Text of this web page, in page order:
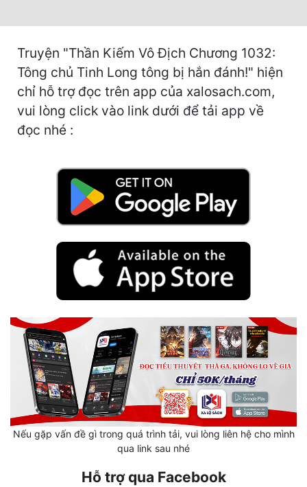
Huyền Ảo
Hài Hước
Hệ Thống
Học Đường
Khoa Huyễn Không Gian
Linh Dị
Làm Giàu
Lịch Sử
Mưu Mô
Mạt Thế
Truyện "Thần Kiếm Vô Địch Chương 1032:
Tông chủ Tinh Long tông bị hắn đánh!" hiện
chỉ hỗ trợ đọc trên app của xalosach.com,
vui lòng click vào link dưới để tải app về
đọc nhé :
Nếu gặp vấn đề gì trong quá trình tải, vui lòng liên hệ cho mình
qua link sau nhé
Hỗ trợ qua Facebook